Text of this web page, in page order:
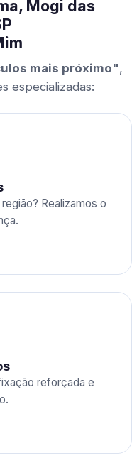
Mogi das
mais próximo",
especializadas:
Realizamos o
reforçada e